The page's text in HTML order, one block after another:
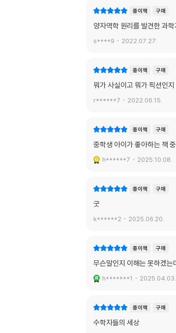
종이책 구매
양자역학 원리를 발견한 과
s****9 2022.07.27.
종이책 구매
뭐가 사실이고 뭐가 픽션인
r******7 2022.06.15.
종이책 구매
중학생 아이가 좋아하는 책
h******7 2025.10.08.
종이책 구매
굿
k******2 2025.06.20.
종이책 구매
무슨말인지 이해는 못하겠는
h*******1 2025.04.03.
종이책 구매
수학자들의 세상